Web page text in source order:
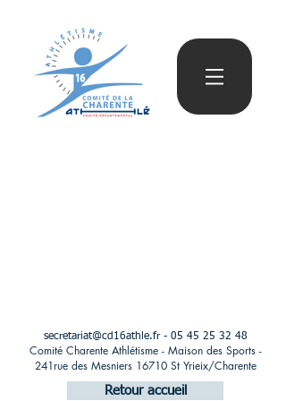
secretariat@cd16athle.fr- 05 45 25 32 48
Comité Charente Athlétisme - Maison des Sports -
241rue des Mesniers 16710 St Yrieix/Charente
Retour accueil